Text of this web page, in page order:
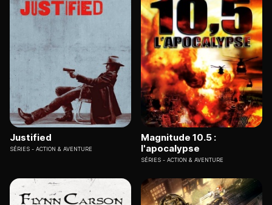
Justified
SÉRIES ACTION & AVENTURE
Magnitude 10.5 :
l'apocalypse
SÉRIES ACTION & AVENTURE